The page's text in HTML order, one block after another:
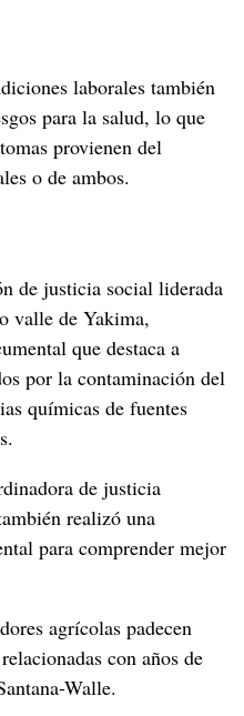
laborales también
para la salud, lo que
provienen del
o de ambos.
de justicia social liderada
valle de Yakima,
que destaca a
por la contaminación del
químicas de fuentes
de justicia
realizó una
para comprender mejor
agrícolas padecen
con años de
Walle.